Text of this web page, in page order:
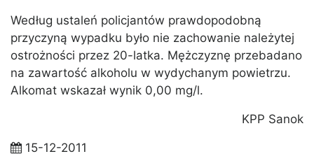
Według ustaleń policjantów prawdopodobną
przyczyną wypadku było nie zachowanie należytej
ostrożności przez 20-latka. Mężczyznę przebadano
na zawartość alkoholu w wydychanym powietrzu.
Alkomat wskazał wynik 0,00 mg/l.
KPP Sanok
15-12-2011